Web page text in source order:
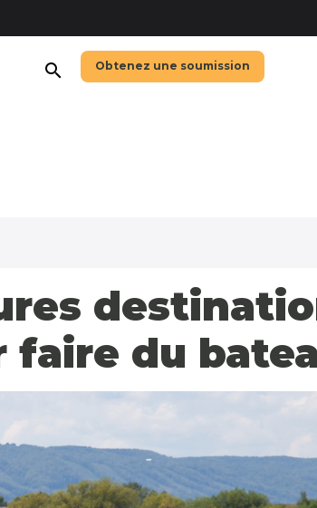
search Obtenez une soumission
faire du